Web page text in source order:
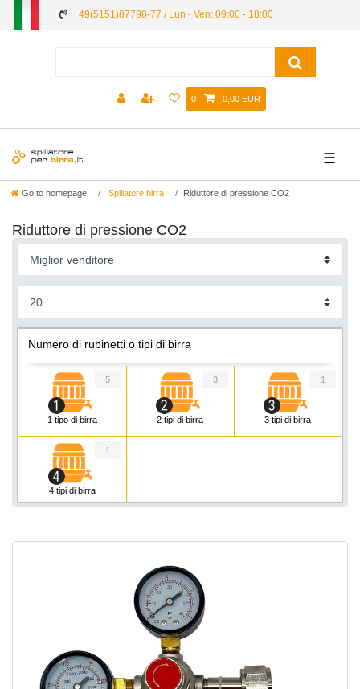
+49(5151)87798-77 / Lun - Ven: 09:00 - 18:00
0 0,00 EUR
☰
Go to homepage Spillatore birra Riduttore di pressione CO2
Riduttore di pressione CO2
Numero di rubinetti o tipi di birra
1 tipo di birra
5
2 tipi di birra
3
3 tipi di birra
1
4 tipi di birra
1